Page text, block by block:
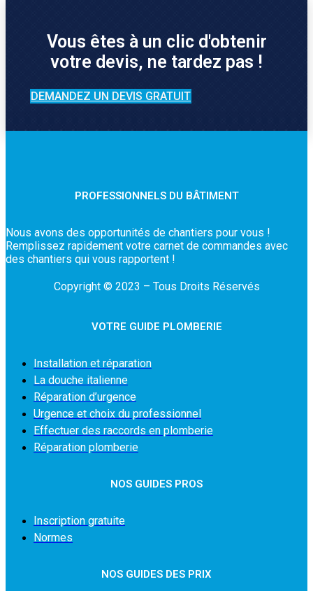
Vous êtes à un clic d'obtenir
votre devis, ne tardez pas !
DEMANDEZ UN DEVIS GRATUIT
PROFESSIONNELS DU BÂTIMENT
Nous avons des opportunités de chantiers pour vous !
Remplissez rapidement votre carnet de commandes avec
des chantiers qui vous rapportent !
Copyright © 2023 – Tous Droits Réservés
VOTRE GUIDE PLOMBERIE
Installation et réparation
La douche italienne
Réparation d’urgence
Urgence et choix du professionnel
Effectuer des raccords en plomberie
Réparation plomberie
NOS GUIDES PROS
Inscription gratuite
Normes
NOS GUIDES DES PRIX